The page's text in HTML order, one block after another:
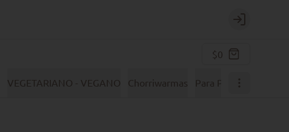
Login
$0
VEGETARIANO - VEGANO Chorriwarmas Para Picar y